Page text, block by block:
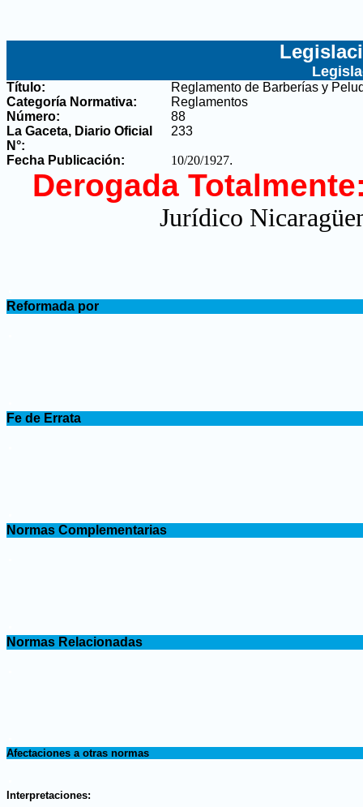
Título:
Reglamento de Barberías y
Categoría Normativa:
Reglamentos
Número:
88
La Gaceta, Diario Oficial
N°:
233
Fecha Publicación: 10/20/1927.
Derogada
Jurídico
Reformada por
Fe de Errata
Normas Complementarias
Normas Relacionadas
Afectaciones a otras normas
Interpretaciones: